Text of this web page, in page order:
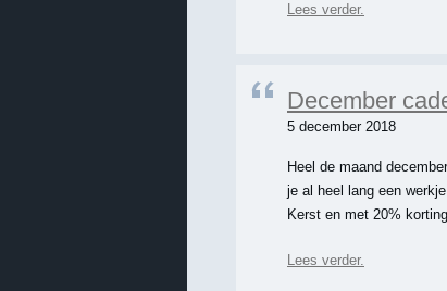
Lees verder.
December
5 december 2018
Heel de maand
je al heel lang een
Kerst en met 20%
Lees verder.